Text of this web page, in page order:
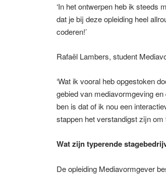
‘In het ontwerpen heb ik steeds
dat je bij deze opleiding heel
coderen!’
Rafaël Lambers, student
‘Wat ik vooral heb opgestoken
gebied van mediavormgeving
ben is dat of ik nou een
stappen het verstandigst zijn om
Wat zijn typerende
De opleiding Mediavormgever